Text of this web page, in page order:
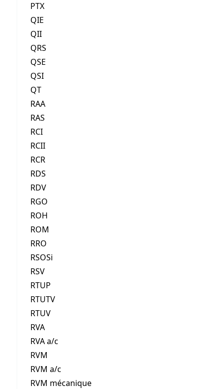
PTX
QIE
QII
QRS
QSE
QSI
QT
RAA
RAS
RCI
RCII
RCR
RDS
RDV
RGO
ROH
ROM
RRO
RSOSi
RSV
RTUP
RTUTV
RTUV
RVA
RVA a/c
RVM
RVM a/c
RVM mécanique